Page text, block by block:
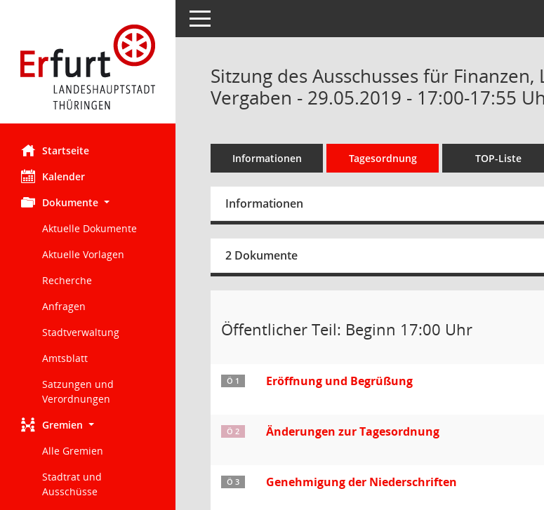
Startseite
Kalender
Dokumente
Aktuelle Dokumente
Aktuelle Vorlagen
Recherche
Anfragen
Stadtverwaltung
Amtsblatt
Satzungen und
Verordnungen
Gremien
Alle Gremien
Stadtrat und
Ausschüsse
Toggle navigation
Sitzung des Ausschusses für
Vergaben - 29.05.2019 - 17:00-17:55
Informationen Tagesordnung TOP-Liste
Informationen
2 Dokumente
Öffentlicher Teil: Beginn 17:00 Uhr
Ö 1 Eröffnung und Begrüßung
Ö 2 Änderungen zur Tagesordnung
Ö 3 Genehmigung der Niederschriften